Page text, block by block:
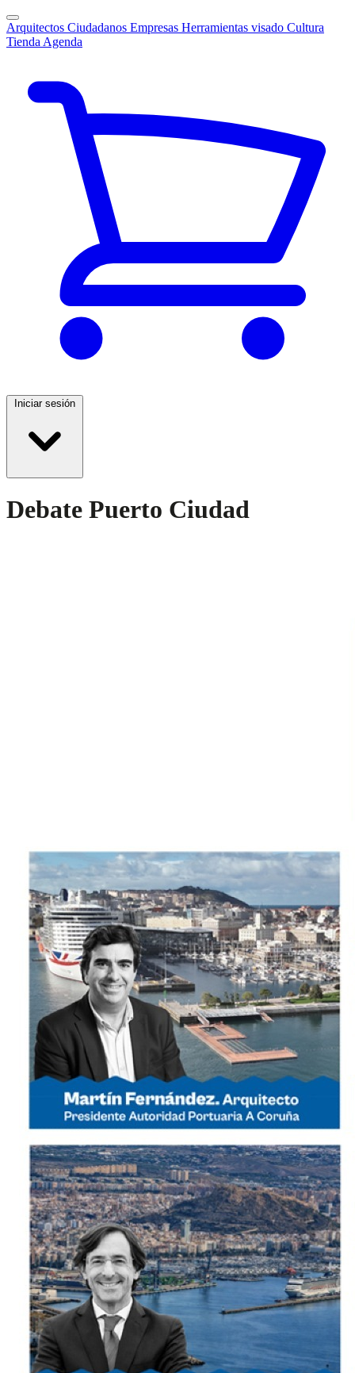
Arquitectos Ciudadanos Empresas Herramientas visado Cultura
Tienda Agenda
Iniciar sesión
Debate Puerto Ciudad